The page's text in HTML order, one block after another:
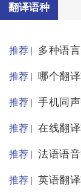
翻译语种
推荐 | 多种语
推荐 | 哪个翻
推荐 | 手机同
推荐 | 在线翻
推荐 | 法语语
推荐 | 英语翻